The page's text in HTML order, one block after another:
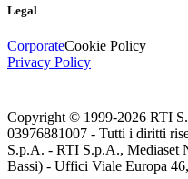
Legal
CorporateCookie Policy
Privacy Policy
Copyright © 1999-2026 RTI
03976881007 - Tutti i diritti
S.p.A. - RTI S.p.A., Mediaset
Bassi) - Uffici Viale Europa